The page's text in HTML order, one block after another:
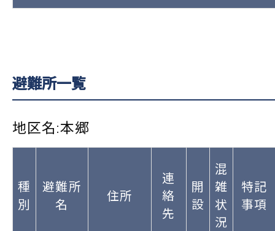
避難所一覧
地区名:本郷
種
別
避難所
名
住所
連
絡
先
開
設
混
雑
状
況
特記
事項